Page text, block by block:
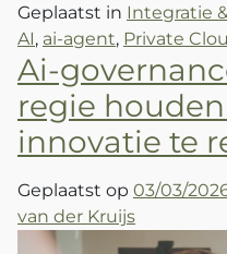
Geplaatst in Integratie
AI, ai-agent, Private
Ai-
regie
innovatie te
Geplaatst op 03/03/
van der Kruijs